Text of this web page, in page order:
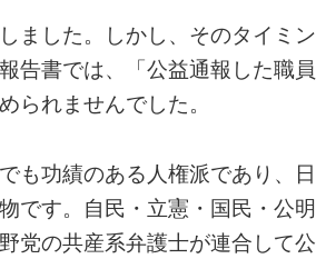
ました。しかし、そのタイミン
告書では、「公益通報した職員
られませんでした。
も功績のある人権派であり、日
です。自民・立憲・国民・公明
党の共産系弁護士が連合して公